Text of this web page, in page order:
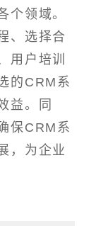
个领域。
、选择合
用户培训
的CRM系
益。同
保CRM系
，为企业